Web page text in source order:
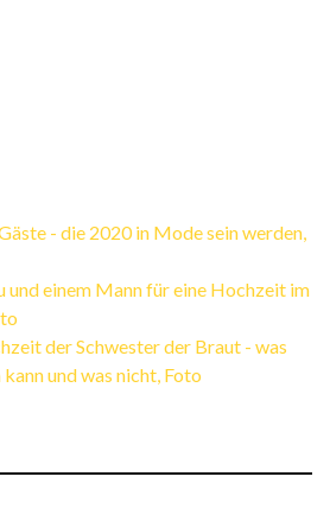
- die 2020 in Mode sein werden,
und einem Mann für eine Hochzeit im
der Schwester der Braut - was
und was nicht, Foto